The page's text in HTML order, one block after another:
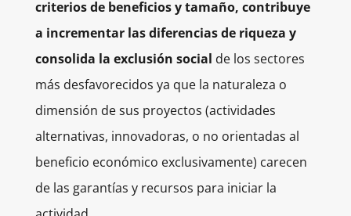
criterios de beneficios y tamaño, contribuye
a incrementar las diferencias de riqueza y
consolida la exclusión social de los sectores
más desfavorecidos ya que la naturaleza o
dimensión de sus proyectos (actividades
alternativas, innovadoras, o no orientadas al
beneficio económico exclusivamente) carecen
de las garantías y recursos para iniciar la